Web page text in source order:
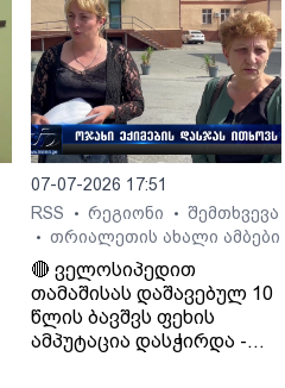
07-07-2026 17:51
RSS
• რეგიონი • შემთხვევა
• თრიალეთის ახალი ამბები
🔴 ველოსიპედით
თამაშისას დაშავებულ 10
წლის ბავშვს ფეხის
ამპუტაცია დასჭირდა -